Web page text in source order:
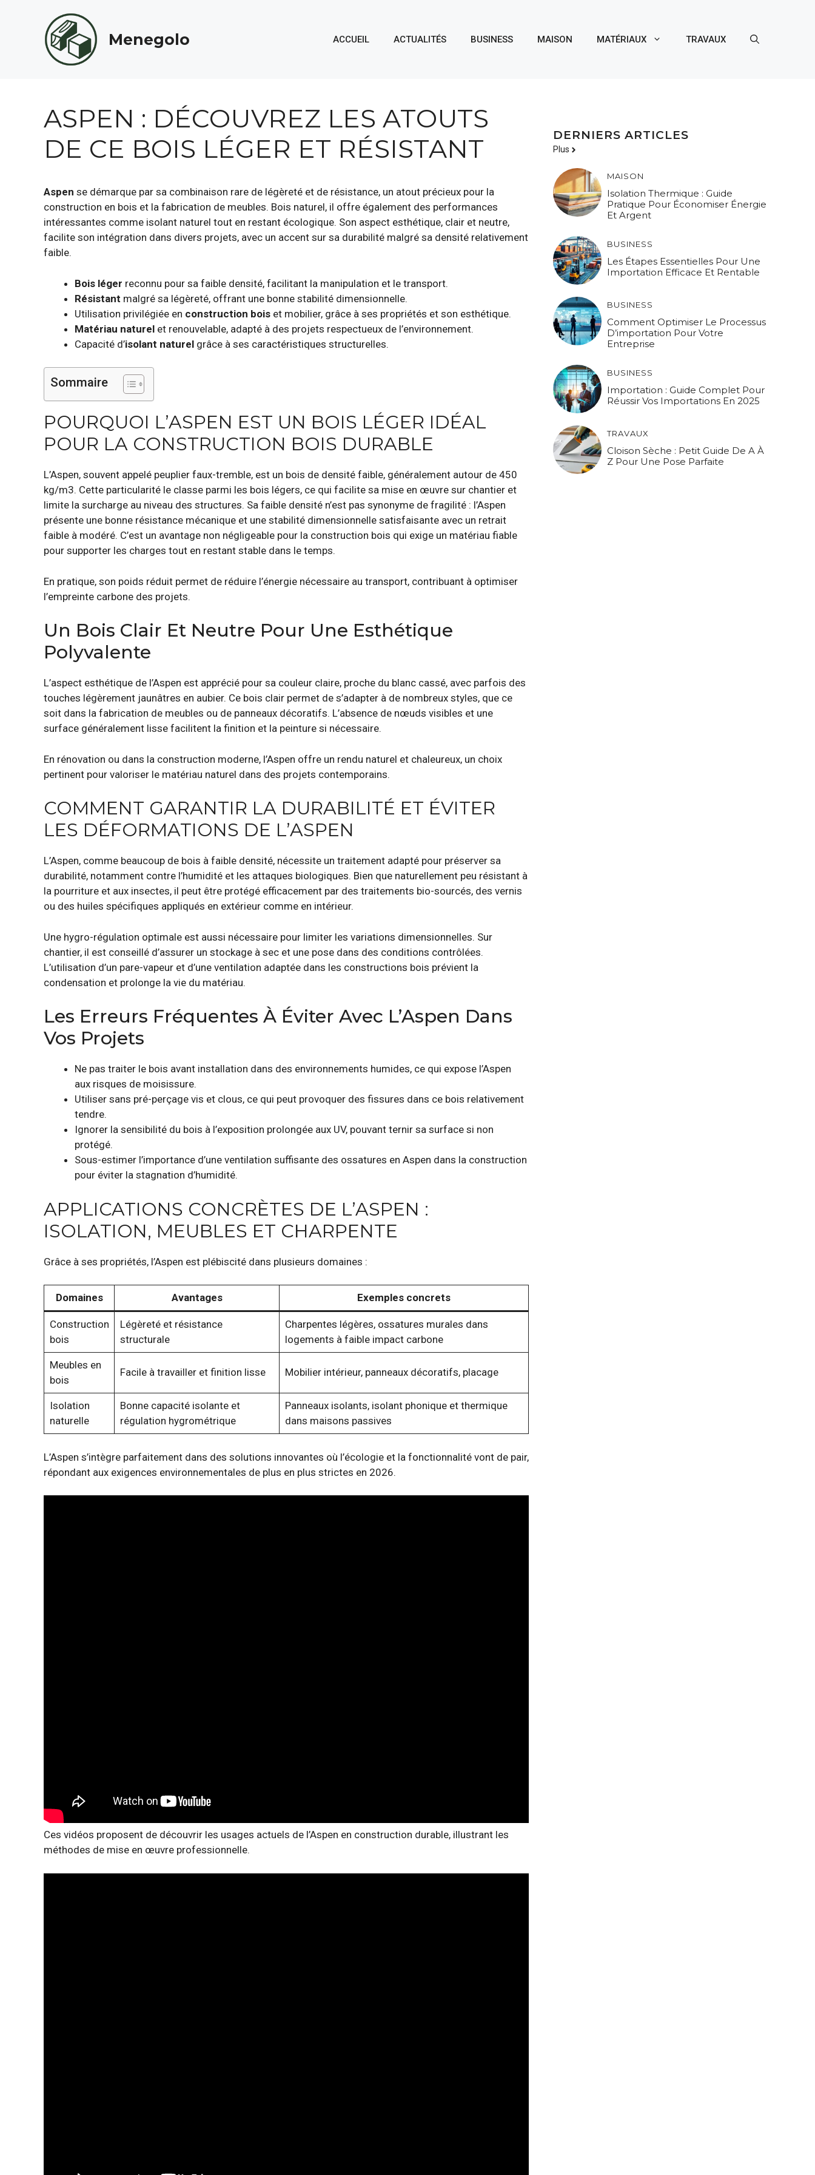
Menegolo ACCUEIL ACTUALITÉS BUSINESS MAISON MATÉRIAUX TRAVAUX
ASPEN : DÉCOUVREZ LES ATOUTS
DE CE BOIS LÉGER ET RÉSISTANT
Aspen se démarque par sa combinaison rare de légèreté et de résistance, un atout précieux pour la
construction en bois et la fabrication de meubles. Bois naturel, il offre également des performances
intéressantes comme isolant naturel tout en restant écologique. Son aspect esthétique, clair et neutre,
facilite son intégration dans divers projets, avec un accent sur sa durabilité malgré sa densité relativement
faible.
Bois léger reconnu pour sa faible densité, facilitant la manipulation et le transport.
Résistant malgré sa légèreté, offrant une bonne stabilité dimensionnelle.
Utilisation privilégiée en construction bois et mobilier, grâce à ses propriétés et son esthétique.
Matériau naturel et renouvelable, adapté à des projets respectueux de l’environnement.
Capacité d’isolant naturel grâce à ses caractéristiques structurelles.
Sommaire
POURQUOI L’ASPEN EST UN BOIS LÉGER IDÉAL
POUR LA CONSTRUCTION BOIS DURABLE
L’Aspen, souvent appelé peuplier faux-tremble, est un bois de densité faible, généralement autour de 450
kg/m3. Cette particularité le classe parmi les bois légers, ce qui facilite sa mise en œuvre sur chantier et
limite la surcharge au niveau des structures. Sa faible densité n’est pas synonyme de fragilité : l’Aspen
présente une bonne résistance mécanique et une stabilité dimensionnelle satisfaisante avec un retrait
faible à modéré. C’est un avantage non négligeable pour la construction bois qui exige un matériau fiable
pour supporter les charges tout en restant stable dans le temps.
En pratique, son poids réduit permet de réduire l’énergie nécessaire au transport, contribuant à optimiser
l’empreinte carbone des projets.
Un Bois Clair Et Neutre Pour Une Esthétique
Polyvalente
L’aspect esthétique de l’Aspen est apprécié pour sa couleur claire, proche du blanc cassé, avec parfois des
touches légèrement jaunâtres en aubier. Ce bois clair permet de s’adapter à de nombreux styles, que ce
soit dans la fabrication de meubles ou de panneaux décoratifs. L’absence de nœuds visibles et une
surface généralement lisse facilitent la finition et la peinture si nécessaire.
En rénovation ou dans la construction moderne, l’Aspen offre un rendu naturel et chaleureux, un choix
pertinent pour valoriser le matériau naturel dans des projets contemporains.
COMMENT GARANTIR LA DURABILITÉ ET ÉVITER
LES DÉFORMATIONS DE L’ASPEN
L’Aspen, comme beaucoup de bois à faible densité, nécessite un traitement adapté pour préserver sa
durabilité, notamment contre l’humidité et les attaques biologiques. Bien que naturellement peu résistant à
la pourriture et aux insectes, il peut être protégé efficacement par des traitements bio-sourcés, des vernis
ou des huiles spécifiques appliqués en extérieur comme en intérieur.
Une hygro-régulation optimale est aussi nécessaire pour limiter les variations dimensionnelles. Sur
chantier, il est conseillé d’assurer un stockage à sec et une pose dans des conditions contrôlées.
L’utilisation d’un pare-vapeur et d’une ventilation adaptée dans les constructions bois prévient la
condensation et prolonge la vie du matériau.
Les Erreurs Fréquentes À Éviter Avec L’Aspen Dans
Vos Projets
Ne pas traiter le bois avant installation dans des environnements humides, ce qui expose l’Aspen
aux risques de moisissure.
Utiliser sans pré-perçage vis et clous, ce qui peut provoquer des fissures dans ce bois relativement
tendre.
Ignorer la sensibilité du bois à l’exposition prolongée aux UV, pouvant ternir sa surface si non
protégé.
Sous-estimer l’importance d’une ventilation suffisante des ossatures en Aspen dans la construction
pour éviter la stagnation d’humidité.
APPLICATIONS CONCRÈTES DE L’ASPEN :
ISOLATION, MEUBLES ET CHARPENTE
Grâce à ses propriétés, l’Aspen est plébiscité dans plusieurs domaines :
Domaines Avantages Exemples concrets
Construction
bois
Légèreté et résistance
structurale
Charpentes légères, ossatures murales dans
logements à faible impact carbone
Meubles en
bois
Facile à travailler et finition lisse Mobilier intérieur, panneaux décoratifs, placage
Isolation
naturelle
Bonne capacité isolante et
régulation hygrométrique
Panneaux isolants, isolant phonique et thermique
dans maisons passives
L’Aspen s’intègre parfaitement dans des solutions innovantes où l’écologie et la fonctionnalité vont de pair,
répondant aux exigences environnementales de plus en plus strictes en 2026.
Ces vidéos proposent de découvrir les usages actuels de l’Aspen en construction durable, illustrant les
méthodes de mise en œuvre professionnelle.
DERNIERS ARTICLES
Plus
MAISON
Isolation Thermique : Guide
Pratique Pour Économiser Énergie
Et Argent
BUSINESS
Les Étapes Essentielles Pour Une
Importation Efficace Et Rentable
BUSINESS
Comment Optimiser Le Processus
D’importation Pour Votre
Entreprise
BUSINESS
Importation : Guide Complet Pour
Réussir Vos Importations En 2025
TRAVAUX
Cloison Sèche : Petit Guide De A À
Z Pour Une Pose Parfaite